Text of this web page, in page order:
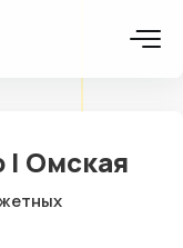
| Омская